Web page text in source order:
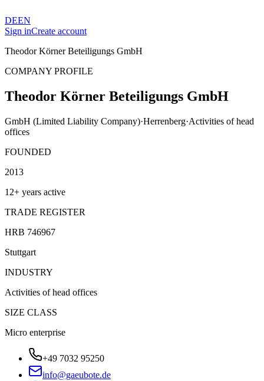
DEEN
Sign inCreate account
Theodor Körner Beteiligungs GmbH
COMPANY PROFILE
Theodor Körner Beteiligungs GmbH
GmbH (Limited Liability Company)·Herrenberg·Activities of head
offices
FOUNDED
2013
12+ years active
TRADE REGISTER
HRB 746967
Stuttgart
INDUSTRY
Activities of head offices
SIZE CLASS
Micro enterprise
+49 7032 95250
info@gaeubote.de